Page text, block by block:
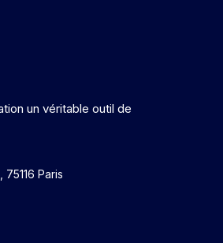
un véritable outil de
Paris